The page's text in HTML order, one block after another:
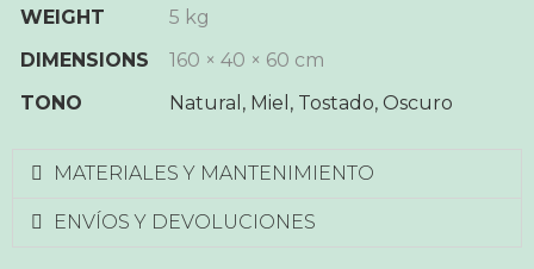
WEIGHT
5 kg
DIMENSIONS
160 × 40 × 60 cm
TONO
Natural, Miel, Tostado, Oscuro
MATERIALES Y MANTENIMIENTO
ENVÍOS Y DEVOLUCIONES